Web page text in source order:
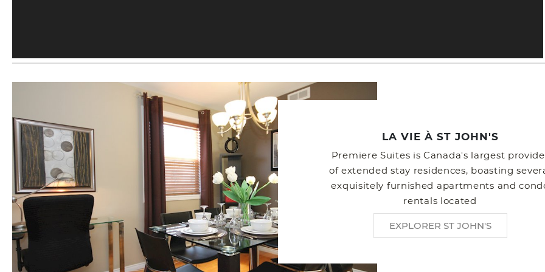
LA VIE À ST JOHN'S
Premiere Suites is Canada's largest
of extended stay residences, boasting
exquisitely furnished apartments and
rentals located
EXPLORER ST JOHN'S